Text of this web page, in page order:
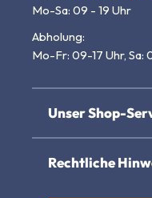
Mo-Sa: 09 - 19 Uhr
Abholung:
Mo-Fr: 09-17 Uhr, Sa:
Unser Shop-
Rechtliche